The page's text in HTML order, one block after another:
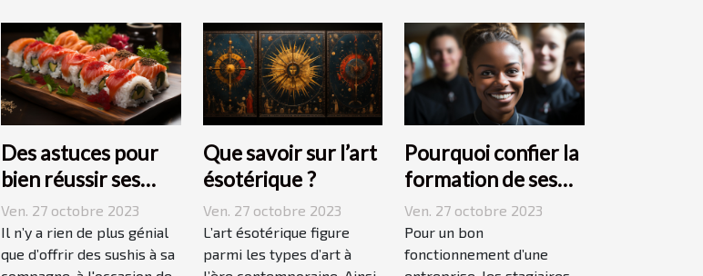
Des astuces pour
bien réussir ses
sushis !
Ven. 27 octobre 2023
Il n’y a rien de plus génial
que d’offrir des sushis à sa
Que savoir sur l’art
ésotérique ?
Ven. 27 octobre 2023
L’art ésotérique figure
parmi les types d’art à
Pourquoi confier la
formation de ses
stagiaires à JP2A-
Génèse ?
Ven. 27 octobre 2023
Pour un bon
fonctionnement d’une